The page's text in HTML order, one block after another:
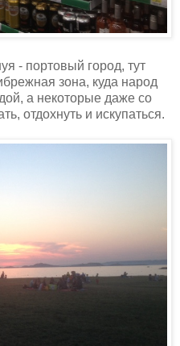
- портовый город, тут
зона, куда народ
а некоторые даже со
отдохнуть и искупаться.